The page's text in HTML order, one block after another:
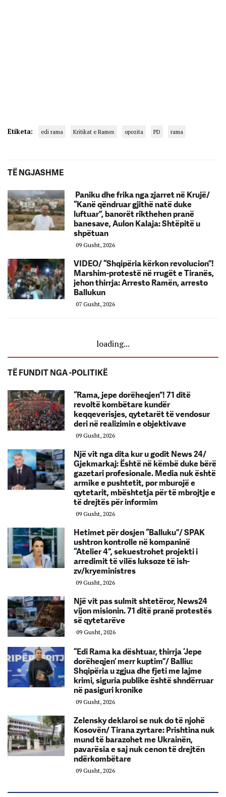
Etiketa: edi rama Kritikat e Rames opozita PD rama
TË NGJASHME
Paniku dhe frika nga zjarret në Krujë/
“Kanë qëndruar gjithë natë duke
luftuar”, banorët rikthehen pranë
banesave, Aulon Kalaja: Shtëpitë u
shpëtuan
09 Gusht, 2026
VIDEO/ “Shqipëria kërkon revolucion”!
Marshim-protestë në rrugët e Tiranës,
jehon thirrja: Arresto Ramën, arresto
Ballukun
07 Gusht, 2026
loading...
TË FUNDIT NGA -POLITIKË
“Rama, jepe dorëheqjen”! 71 ditë
revoltë kombëtare kundër
keqqeverisjes, qytetarët të vendosur
deri në realizimin e objektivave
09 Gusht, 2026
Një vit nga dita kur u godit News 24/
Gjekmarkaj: Është në këmbë duke bërë
gazetari profesionale. Media nuk është
armike e pushtetit, por mburojë e
qytetarit, mbështetja për të mbrojtje e
të drejtës për informim
09 Gusht, 2026
Hetimet për dosjen “Balluku”/ SPAK
ushtron kontrolle në kompaninë
“Atelier 4”, sekuestrohet projekti i
arredimit të vilës luksoze të ish-
zv/kryeministres
09 Gusht, 2026
Një vit pas sulmit shtetëror, News24
vijon misionin. 71 ditë pranë protestës
së qytetarëve
09 Gusht, 2026
“Edi Rama ka dështuar, thirrja ‘Jepe
dorëheqjen’ merr kuptim”/ Balliu:
Shqipëria u zgjua dhe fjeti me lajme
krimi, siguria publike është shndërruar
në pasiguri kronike
09 Gusht, 2026
Zelensky deklaroi se nuk do të njohë
Kosovën/ Tirana zyrtare: Prishtina nuk
mund të barazohet me Ukrainën,
pavarësia e saj nuk cenon të drejtën
ndërkombëtare
09 Gusht, 2026